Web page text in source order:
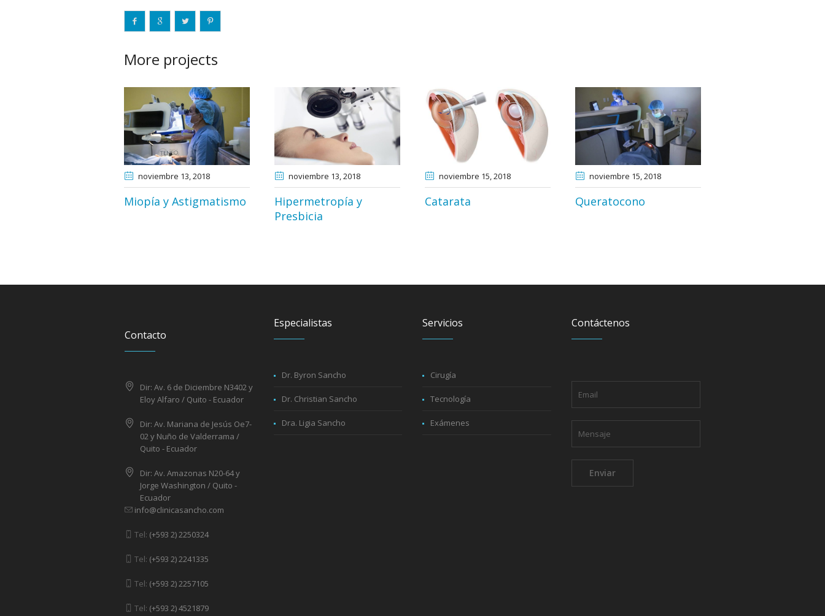
More projects
noviembre 13, 2018
Miopía y Astigmatismo
noviembre 13, 2018
Hipermetropía y
Presbicia
noviembre 15, 2018
Catarata
noviembre 15, 2018
Queratocono
Contacto
Dir: Av. 6 de Diciembre N3402 y
Eloy Alfaro / Quito - Ecuador
Dir: Av. Mariana de Jesús Oe7-
02 y Nuño de Valderrama /
Quito - Ecuador
Dir: Av. Amazonas N20-64 y
Jorge Washington / Quito -
Ecuador
info@clinicasancho.com
Tel: (+593 2) 2250324
Tel: (+593 2) 2241335
Tel: (+593 2) 2257105
Tel: (+593 2) 4521879
Especialistas
Dr. Byron Sancho
Dr. Christian Sancho
Dra. Ligia Sancho
Servicios
Cirugía
Tecnología
Exámenes
Contáctenos